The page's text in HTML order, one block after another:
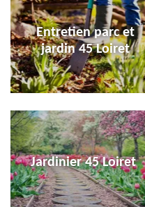
Entretien parc et
jardin 45 Loiret
Jardinier 45 Loiret